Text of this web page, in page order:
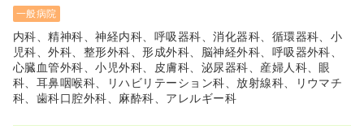
一般病院
内科、精神科、神経内科、呼吸器科、消化器科、循環器科、小
児科、外科、整形外科、形成外科、脳神経外科、呼吸器外科、
心臓血管外科、小児外科、皮膚科、泌尿器科、産婦人科、眼
科、耳鼻咽喉科、リハビリテーション科、放射線科、リウマチ
科、歯科口腔外科、麻酔科、アレルギー科